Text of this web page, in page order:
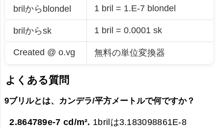
brilからblondel 1 bril = 1.E-7 blondel
brilからsk 1 bril = 0.0001 sk
Created @ o.vg 無料の単位変換器
よくある質問
9ブリルとは、カンデラ/平方メートルで何ですか？
2.864789e-7 cd/m². 1brilは3.183098861E-8